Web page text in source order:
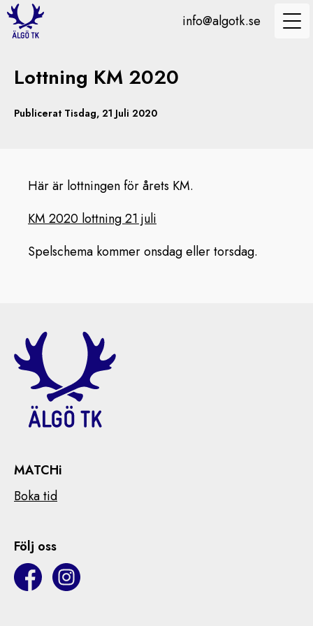
info@algotk.se
Lottning KM 2020
Publicerat Tisdag, 21 Juli 2020
Här är lottningen för årets KM.
KM 2020 lottning 21 juli
Spelschema kommer onsdag eller torsdag.
MATCHi
Boka tid
Följ oss